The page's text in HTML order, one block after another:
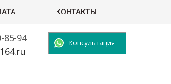
85-94 Консультация
КОНТАКТЫ